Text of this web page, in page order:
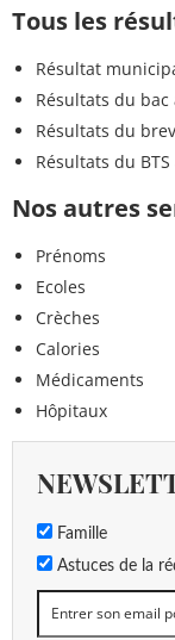
Tous les
Résultat
Résultats du bac
Résultats du
Résultats du
Nos autres
Prénoms
Ecoles
Crèches
Calories
Médicaments
Hôpitaux
Famille
Astuces de la